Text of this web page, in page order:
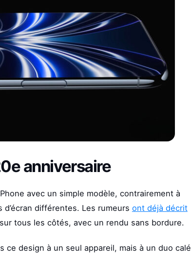
anniversaire
avec un simple modèle, contrairement à
d’écran différentes. Les rumeurs ont déjà décrit
tous les côtés, avec un rendu sans bordure.
ce design à un seul appareil, mais à un duo calé